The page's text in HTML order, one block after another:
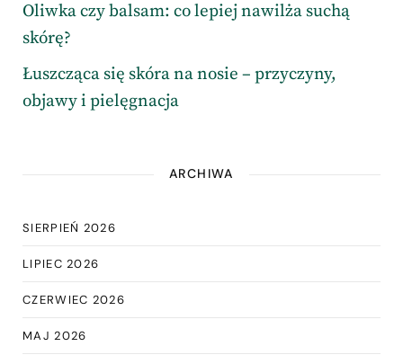
Oliwka czy balsam: co lepiej nawilża suchą
skórę?
Łuszcząca się skóra na nosie – przyczyny,
objawy i pielęgnacja
ARCHIWA
SIERPIEŃ 2026
LIPIEC 2026
CZERWIEC 2026
MAJ 2026